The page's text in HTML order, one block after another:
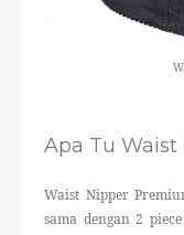
Apa Tu Waist
Waist Nipper
sama dengan 2